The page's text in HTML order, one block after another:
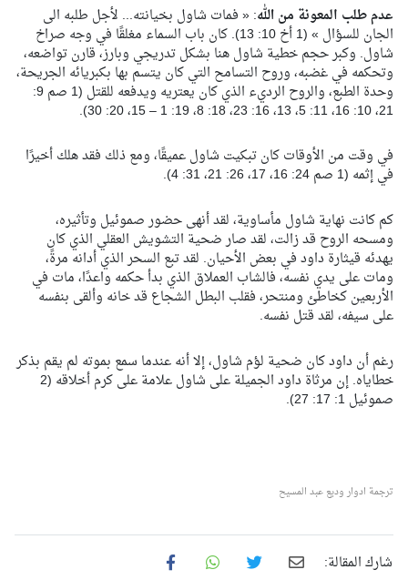
عدم طلب المعونة من الله: « فمات شاول بخيانته... لأجل طلبه الى
الجان للسؤال » (1 أخ 10: 13). كان باب السماء مغلقًا في وجه صراخ
شاول. وكبر حجم خطية شاول هنا بشكل تدريجي وبارز، قارن تواضعه،
وتحكمه في غضبه، وروح التسامح التي كان يتسم بها بكبريائه الجريحة،
وحدة الطبع، والروح الرديء الذي كان يعتريه ويدفعه للقتل (1 صم 9:
21، 10: 16، 11: 5، 13، 16: 23، 18: 8، 19: 1 – 15، 20: 30).
في وقت من الأوقات كان تبكيت شاول عميقًا، ومع ذلك فقد هلك أخيرًا
في إثمه (1 صم 24: 16، 17، 26: 21، 31: 4).
كم كانت نهاية شاول مأساوية، لقد أنهى حضور صموئيل وتأثيره،
ومسحه الروح قد زالت، لقد صار ضحية التشويش العقلي الذي كان
يهدئه قيثارة داود في بعض الأحيان. لقد تبع السحر الذي أدانه مرةً،
ومات على يدي نفسه، فالشاب العملاق الذي بدأ حكمه واعدًا، مات في
الأربعين كخاطئ ومنتحر، فقلب البطل الشجاع قد خانه وألقى بنفسه
على سيفه، لقد قتل نفسه.
رغم أن داود كان ضحية لؤم شاول، إلا أنه عندما سمع بموته لم يقم بذكر
خطاياه. إن مرثاة داود الجميلة على شاول علامة على كرم أخلاقه (2
صموئيل 1: 17: 27).
ترجمة ادوار وديع عبد المسيح
شارك المقالة: